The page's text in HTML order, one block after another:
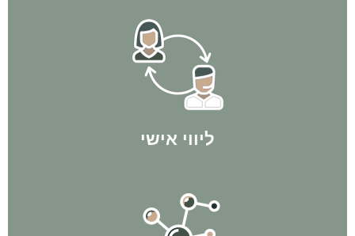
ליווי אישי
אנחנו איתך לאורך כל הדרך - מהשיחה והפגישה הראשונה, דרך
בניית התכנית העסקית, עד הרכישה וגם הרבה אחריה!